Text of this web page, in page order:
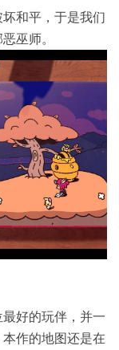
和平，于是我们
巫师。
好的玩伴，并一
作的地图还是在